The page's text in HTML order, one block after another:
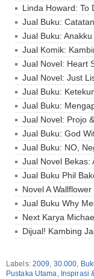
Linda Howard: To
Jual Buku:
Jual Buku:
Jual Komik:
Jual Novel: Heart
Jual Novel: Just
Jual Buku:
Jual Buku:
Jual Novel: Projo
Jual Buku: God
Jual Buku: NO,
Jual Novel Bekas:
Jual Buku Phil
Novel A
Jual Buku Why
Next Karya
Dijual! Kambing
Labels: 2009, 30.000,
Pustaka Utama, Inspirasi